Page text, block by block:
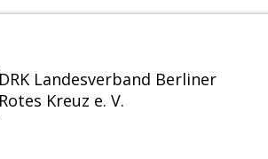
DRK Landesverband Berliner
Rotes Kreuz e. V.